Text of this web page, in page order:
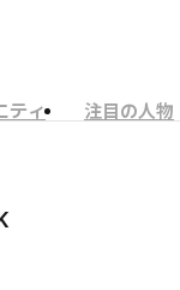
ティ
注目の人物